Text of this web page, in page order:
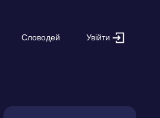
Словодей Увійти